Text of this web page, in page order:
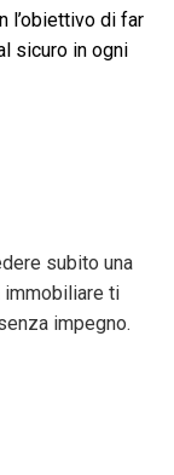
l’obiettivo di far
sicuro in ogni
subito una
immobiliare ti
impegno.